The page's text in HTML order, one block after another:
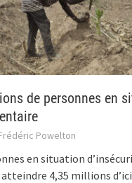
de personnes en
Powelton
en situation
4,35 millions